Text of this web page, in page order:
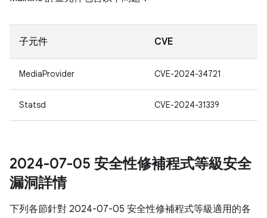
子元件 CVE
MediaProvider CVE-2024-34721
Statsd CVE-2024-31339
2024-07-05 安全性修補程式等級安全
漏洞詳情
下列各節針對 2024-07-05 安全性修補程式等級適用的各